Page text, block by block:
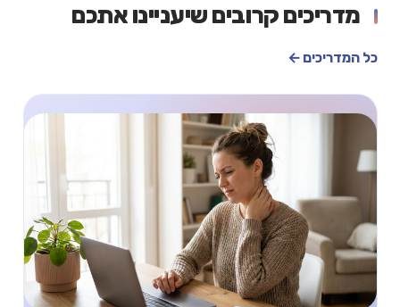
מדריכים קרובים שיעניינו אתכם
כל המדריכים ←